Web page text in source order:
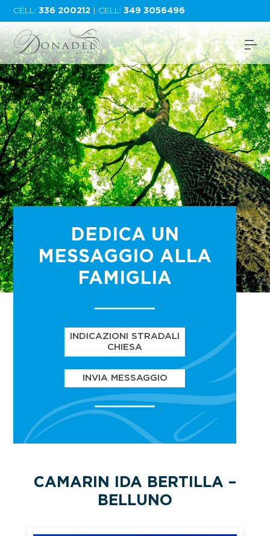
CELL:336 200212 | CELL:349 3056496
DEDICA UN
MESSAGGIO ALLA
FAMIGLIA
INDICAZIONI STRADALI
CHIESA
INVIA MESSAGGIO
CAMARIN IDA BERTILLA –
BELLUNO